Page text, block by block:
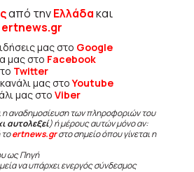
από τηνΕλλάδακαι
ertnews.gr
μας στο Google
μας στο Facebook
Twitter
μας στοYoutube
μας στο Viber
η αναδημοσίευση των πληροφοριών του
αυτολεξεί) ή μέρους αυτών μόνο αν:
τοertnews.grστο σημείο όπου γίνεται η
ως Πηγή
να υπάρχει ενεργός σύνδεσμος